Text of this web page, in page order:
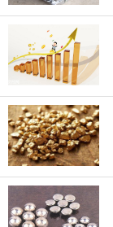
全球科
芯片设
股价下
WPP股
谷歌规